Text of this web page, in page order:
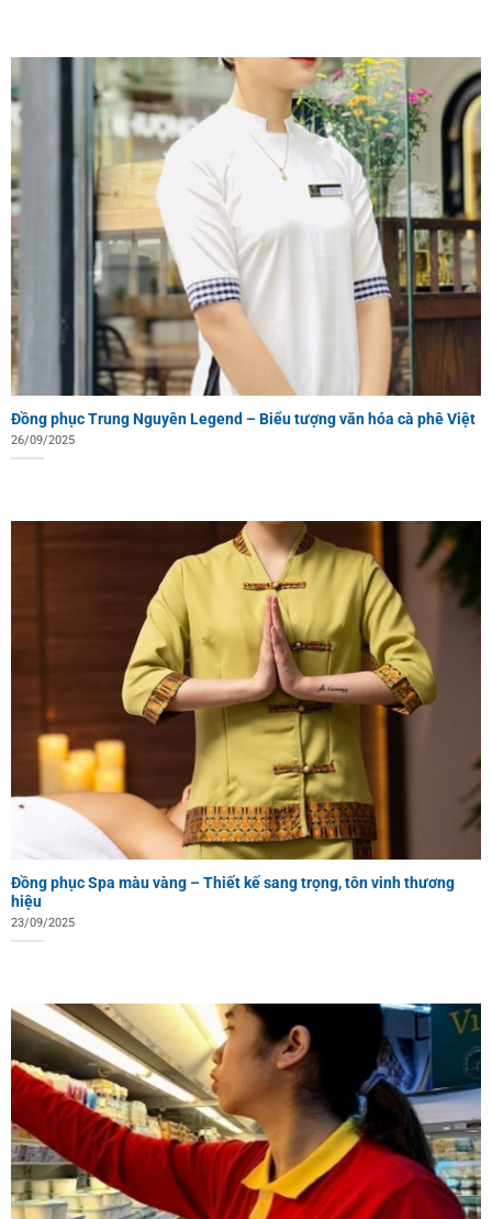
Đồng phục Trung Nguyên Legend – Biểu tượng văn hóa cà phê Việt
26/09/2025
Đồng phục Spa màu vàng – Thiết kế sang trọng, tôn vinh thương
hiệu
23/09/2025